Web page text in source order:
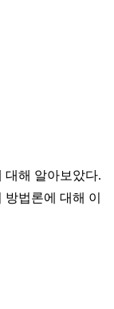
대해 알아보았다.
방법론에 대해 이